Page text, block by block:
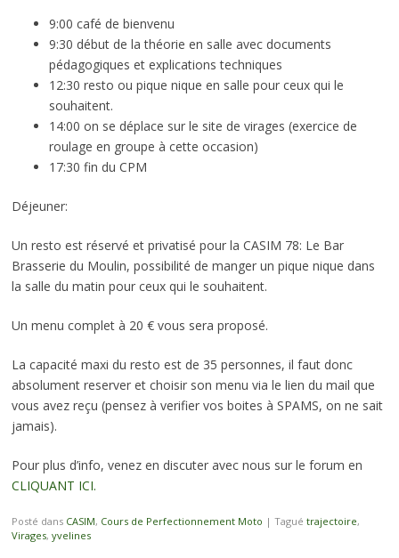
9:00 café de bienvenu
9:30 début de la théorie en salle avec documents
pédagogiques et explications techniques
12:30 resto ou pique nique en salle pour ceux qui le
souhaitent.
14:00 on se déplace sur le site de virages (exercice de
roulage en groupe à cette occasion)
17:30 fin du CPM
Déjeuner:
Un resto est réservé et privatisé pour la CASIM 78: Le Bar
Brasserie du Moulin, possibilité de manger un pique nique dans
la salle du matin pour ceux qui le souhaitent.
Un menu complet à 20 € vous sera proposé.
La capacité maxi du resto est de 35 personnes, il faut donc
absolument reserver et choisir son menu via le lien du mail que
vous avez reçu (pensez à verifier vos boites à SPAMS, on ne sait
jamais).
Pour plus d’info, venez en discuter avec nous sur le forum en
CLIQUANT ICI.
Posté dans CASIM, Cours de Perfectionnement Moto | Tagué trajectoire,
Virages, yvelines